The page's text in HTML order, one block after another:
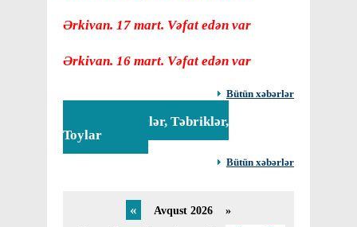
Ərkivan. 17 mart. Vəfat edən var
Ərkivan. 16 mart. Vəfat edən var
Bütün xəbərlər
Tədbirlər, Təbriklər,
Toylar
Bütün xəbərlər
« Avqust 2026 »